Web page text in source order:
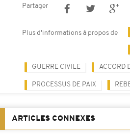
Partager
Plus d'informations à propos de
GUERRE CIVILE ACCORD
PROCESSUS DE PAIX
ARTICLES CONNEXES